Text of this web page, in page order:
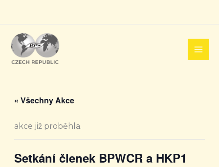
obsah
« Všechny Akce
akce již proběhla.
Setkání členek BPWCR a HKP1